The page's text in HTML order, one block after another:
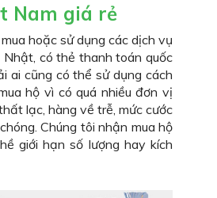
Nam giá rẻ
hoặc sử dụng các dịch vụ
có thẻ thanh toán quốc
ai cũng có thể sử dụng cách
hộ vì có quá nhiều đơn vị
lạc, hàng về trễ, mức cước
Chúng tôi nhận mua hộ
giới hạn số lượng hay kích